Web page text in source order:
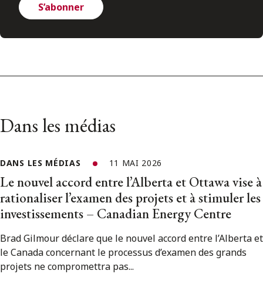
S’abonner
Dans les médias
DANS LES MÉDIAS 11 MAI 2026
Le nouvel accord entre l’Alberta et Ottawa vise à
rationaliser l’examen des projets et à stimuler les
investissements – Canadian Energy Centre
Brad Gilmour déclare que le nouvel accord entre l’Alberta et
le Canada concernant le processus d’examen des grands
projets ne compromettra pas...